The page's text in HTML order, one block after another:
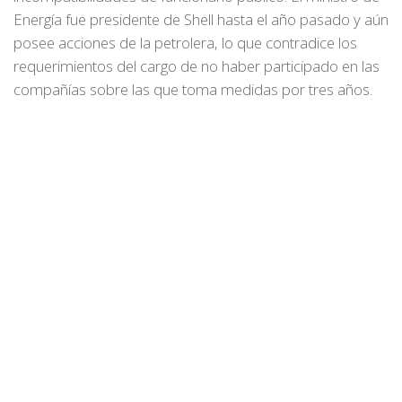
Energía fue presidente de Shell hasta el año pasado y aún
posee acciones de la petrolera, lo que contradice los
requerimientos del cargo de no haber participado en las
compañías sobre las que toma medidas por tres años.